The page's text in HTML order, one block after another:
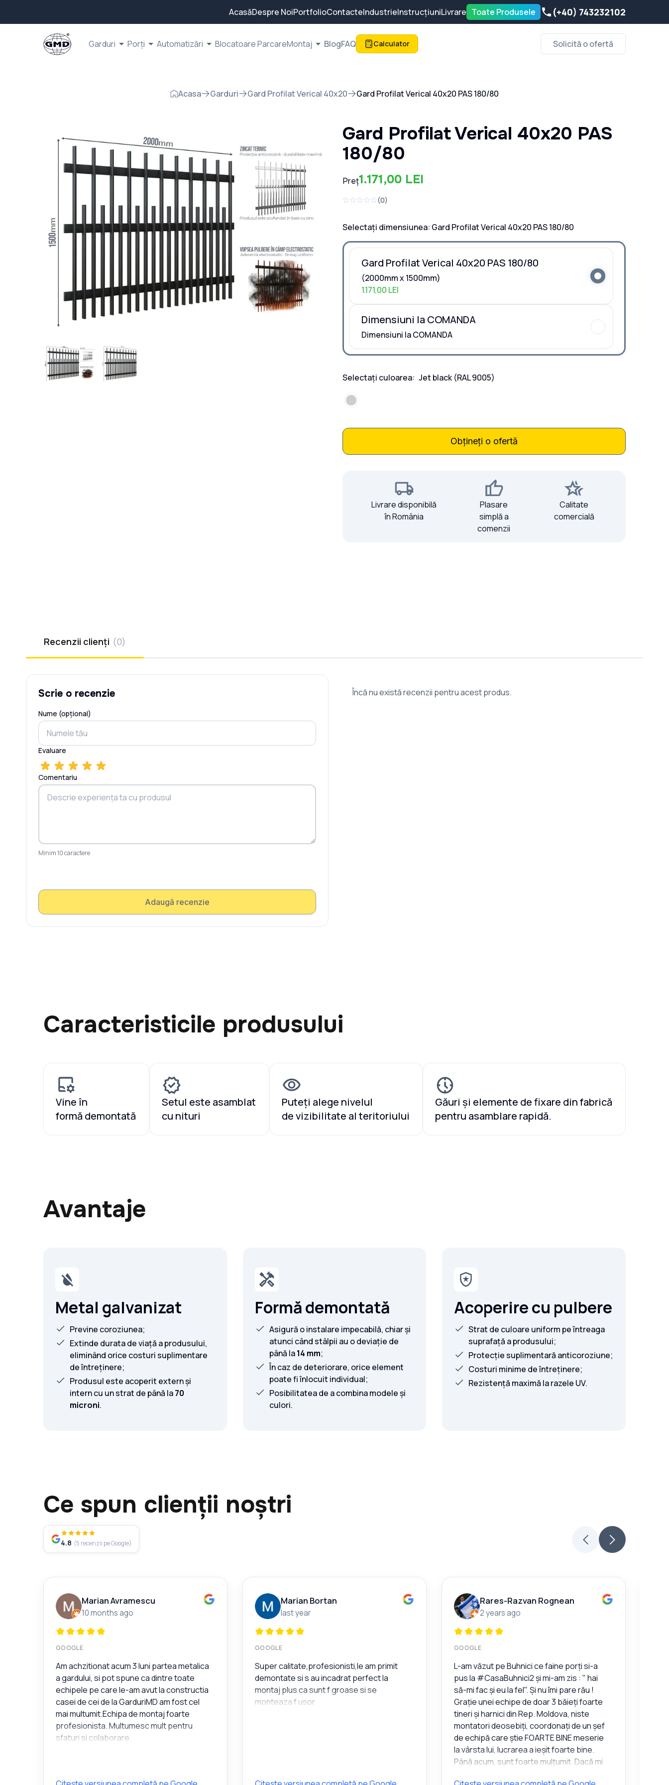
AcasăDespre NoiPortfolioContacteIndustrieInstrucțiuniLivrare Toate Produsele (+40) 743232102
Garduri Porți Automatizări Blocatoare ParcareMontaj BlogFAQ Calculator Solicită o ofertă
Acasa Garduri Gard Profilat Verical 40x20 Gard Profilat Verical 40x20 PAS 180/80
Gard Profilat Verical 40x20 PAS
180/80
Preț1.171,00 LEI
(0)
Selectați dimensiunea: Gard Profilat Verical 40x20 PAS 180/80
Gard Profilat Verical 40x20 PAS 180/80
(2000mm x 1500mm)
1.171,00 LEI
Dimensiuni la COMANDA
Dimensiuni la COMANDA
Selectați culoarea: Jet black(RAL 9005)
Obțineți o ofertă
Livrare disponibilă
în România
Plasare
simplă a
comenzii
Calitate
comercială
Recenzii clienți (0)
Scrie o recenzie
Nume (opțional)
Evaluare
Comentariu
Minim 10 caractere
Adaugă recenzie
Încă nu există recenzii pentru acest produs.
Caracteristicile produsului
Vine în
formă demontată
Setul este asamblat
cu nituri
Puteți alege nivelul
de vizibilitate al teritoriului
Găuri și elemente de fixare din fabrică
pentru asamblare rapidă.
Avantaje
Metal galvanizat
Previne coroziunea;
Extinde durata de viață a produsului,
eliminând orice costuri suplimentare
de întreținere;
Produsul este acoperit extern și
intern cu un strat de până la70
microni.
Formă demontată
Asigură o instalare impecabilă, chiar și
atunci când stâlpii au o deviație de
până la14 mm;
În caz de deteriorare, orice element
poate fi înlocuit individual;
Posibilitatea de a combina modele și
culori.
Acoperire cu pulbere
Strat de culoare uniform pe întreaga
suprafață a produsului;
Protecție suplimentară anticoroziune;
Costuri minime de întreținere;
Rezistență maximă la razele UV.
Ce spun clienții noștri
4.8 (5 recenzii pe Google)
Marian Avramescu
10 months ago
GOOGLE
Am achzitionat acum 3 luni partea metalica
a gardului, si pot spune ca dintre toate
echipele pe care le-am avut la constructia
casei de cei de la GarduriMD am fost cel
mai multumit.Echipa de montaj foarte
profesionista. Multumesc mult pentru
sfaturi si colaborare.
Marian Bortan
last year
GOOGLE
Super calitate,profesionisti,le am primit
demontate si s au incadrat perfect la
montaj plus ca sunt f groase si se
monteaza f usor
Rares-Razvan Rognean
2 years ago
GOOGLE
L-am văzut pe Buhnici ce faine porți si-a
pus la #CasaBuhnici2 și mi-am zis : " hai
să-mi fac și eu la fel". Și nu îmi pare rău !
Grație unei echipe de doar 3 băieți foarte
tineri și harnici din Rep. Moldova, niste
montatori deosebiți, coordonați de un șef
de echipă care știe FOARTE BINE meserie
la vârsta lui, lucrarea a ieșit foarte bine.
Până acum, sunt foarte mulțumit. Dacă mi